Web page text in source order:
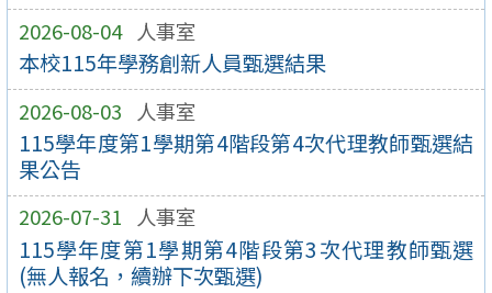
2026-08-04 人事室
本校115年學務創新人員甄選結果
2026-08-03 人事室
115學年度第1學期第4階段第4次代理教師甄選結
果公告
2026-07-31 人事室
115學年度第1學期第4階段第3次代理教師甄選
(無人報名，續辦下次甄選)